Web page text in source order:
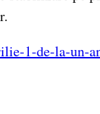
1-de-la-un-